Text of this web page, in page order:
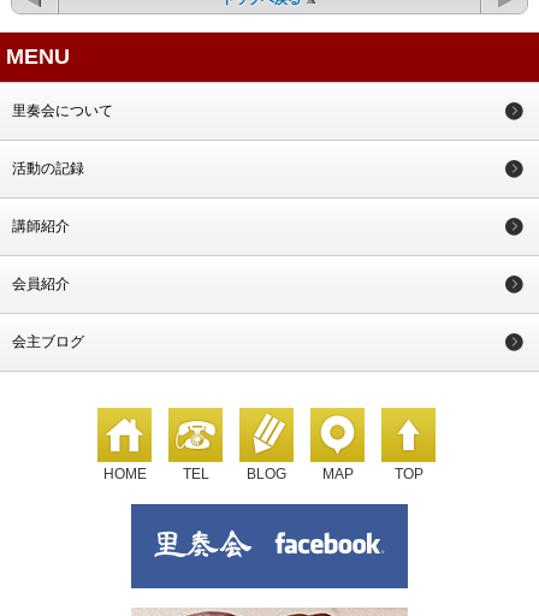
MENU
里奏会について
活動の記録
講師紹介
会員紹介
会主ブログ
HOME TEL BLOG MAP TOP